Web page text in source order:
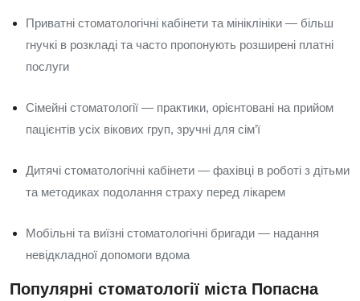
Приватні стоматологічні кабінети та мініклініки — більш
гнучкі в розкладі та часто пропонують розширені платні
послуги
Сімейні стоматології — практики, орієнтовані на прийом
пацієнтів усіх вікових груп, зручні для сім’ї
Дитячі стоматологічні кабінети — фахівці в роботі з дітьми
та методиках подолання страху перед лікарем
Мобільні та виїзні стоматологічні бригади — надання
невідкладної допомоги вдома
Популярні стоматології міста Попасна